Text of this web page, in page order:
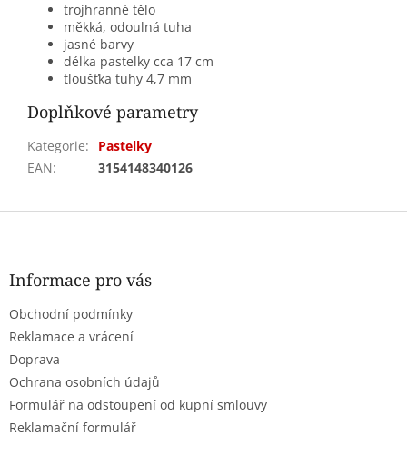
trojhranné tělo
měkká, odoulná tuha
jasné barvy
délka pastelky cca 17 cm
tloušťka tuhy 4,7 mm
Doplňkové parametry
Kategorie:
Pastelky
EAN: 3154148340126
Z
Informace pro vás
Obchodní podmínky
Reklamace a vrácení
Doprava
Ochrana osobních údajů
Formulář na odstoupení od kupní smlouvy
Reklamační formulář